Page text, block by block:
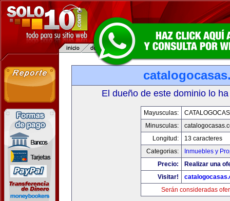
El dueño de este dominio lo
Mayusculas:
Minusculas:
Longitud:
13 caracteres
Categorias:
Inmuebles y
Precio:
Realizar una
Visitar!
Serán consideradas